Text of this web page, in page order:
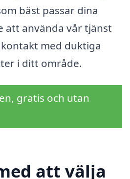
bäst passar dina
att använda vår tjänst
med duktiga
i ditt område.
gratis och utan
att välja